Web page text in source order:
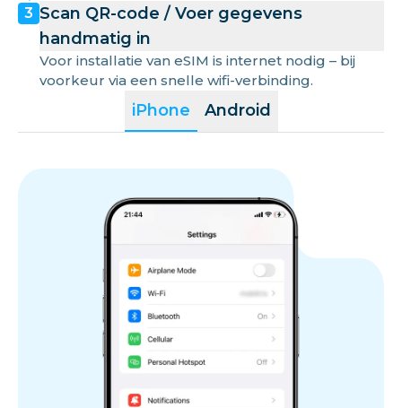
iPhone Android
3 Scan QR-code / Voer gegevens
handmatig in
Voor installatie van eSIM is internet nodig – bij
voorkeur via een snelle wifi-verbinding.